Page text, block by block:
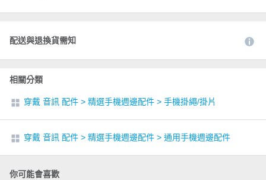
配送與退換貨需知
相關分類
穿戴 音訊 配件 > 精選手機週邊配件 > 手機掛繩/掛片
穿戴 音訊 配件 > 精選手機週邊配件 > 通用手機週邊配件
你可能會喜歡